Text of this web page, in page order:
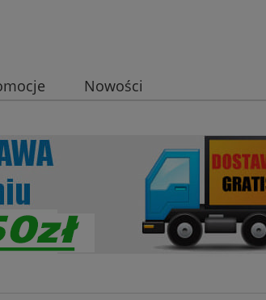
Nowości